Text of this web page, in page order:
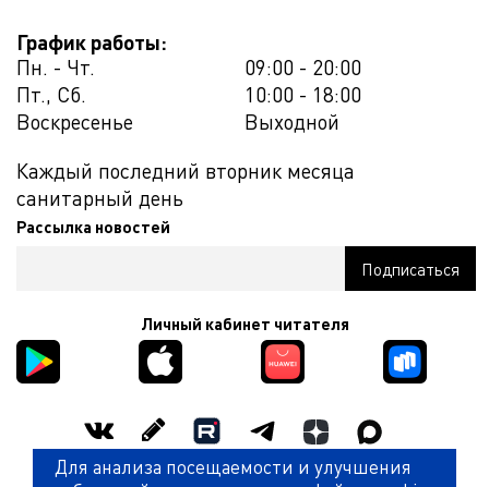
График работы:
Пн. - Чт.
09:00 - 20:00
Пт., Сб.
10:00 - 18:00
Воскресенье
Выходной
Каждый последний вторник месяца
санитарный день
Рассылка новостей
Личный кабинет читателя
Для анализа посещаемости и улучшения